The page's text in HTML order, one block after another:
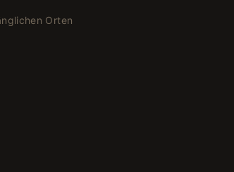
Orten